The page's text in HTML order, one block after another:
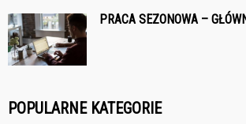
PRACA SEZONOWA –
POPULARNE KATEGORIE